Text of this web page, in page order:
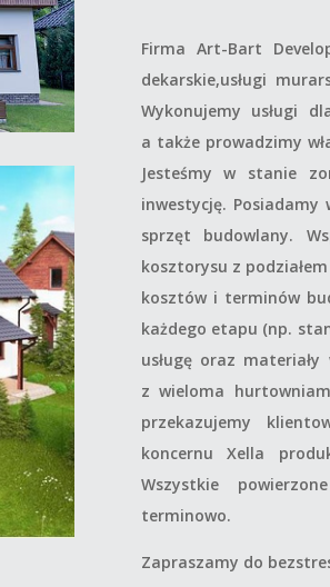
Firma Art-Bart
dekarskie,usługi
Wykonujemy usługi
a także prowadzimy
Jesteśmy w stanie
inwestycję. Posiadamy
sprzęt budowlany.
kosztorysu z
kosztów i terminów
każdego etapu (np.
usługę oraz
z wieloma
przekazujemy
koncernu Xella
Wszystkie
terminowo.
Zapraszamy do